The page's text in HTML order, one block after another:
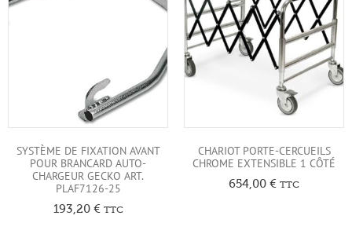
SYSTÈME DE FIXATION AVANT
POUR BRANCARD AUTO-
CHARGEUR GECKO ART.
PLAF7126-25
193,20 € TTC
CHARIOT PORTE-CERCUEILS
CHROME EXTENSIBLE 1 CÔTÉ
654,00 € TTC